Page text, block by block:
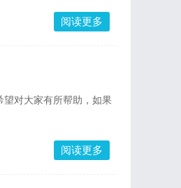
阅读更多
对大家有所帮助，如果
阅读更多